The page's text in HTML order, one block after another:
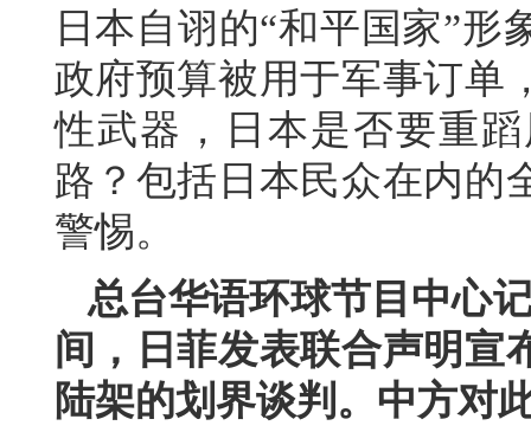
日本自诩的“和平国家”
政府预算被用于军事订单
性武器，日本是否要重
路？包括日本民众在内的
警惕。
总台华语环球节目中心
间，日菲发表联合声明宣
陆架的划界谈判。中方对